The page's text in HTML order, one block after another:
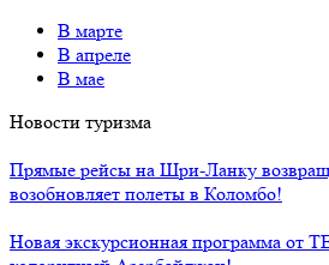
В марте
В апреле
В мае
Новости туризма
Прямые рейсы на Шри-Ланку
возобновляет полеты в Коломбо!
Новая экскурсионная программа от